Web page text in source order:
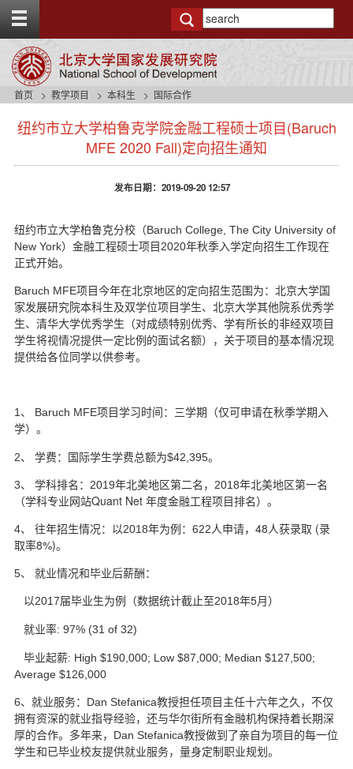
g
t
首页 教学项目 本科生 国际合作
纽约市立大学柏鲁克学院金融工程硕士项目(Baruch
MFE 2020 Fall)定向招生通知
发布日期：2019-09-20 12:57
纽约市立大学柏鲁克分校（Baruch College, The City University of
New York）金融工程硕士项目2020年秋季入学定向招生工作现在
正式开始。
Baruch MFE项目今年在北京地区的定向招生范围为：北京大学国
家发展研究院本科生及双学位项目学生、北京大学其他院系优秀学
生、清华大学优秀学生（对成绩特别优秀、学有所长的非经双项目
学生将视情况提供一定比例的面试名额），关于项目的基本情况现
提供给各位同学以供参考。
1 、 Baruch MFE项目学习时间：三学期（仅可申请在秋季学期入
学）。
2、 学费：国际学生学费总额为$42,395。
3、 学科排名：2019年北美地区第二名，2018年北美地区第一名
（学科专业网站Quant Net 年度金融工程项目排名）。
4、 往年招生情况：以2018年为例：622人申请，48人获录取 (录
取率8%)。
5、 就业情况和毕业后薪酬：
以2017届毕业生为例（数据统计截止至2018年5月）
就业率: 97% (31 of 32)
毕业起薪: High $190,000; Low $87,000; Median $127,500;
Average $126,000
6、就业服务：Dan Stefanica教授担任项目主任十六年之久，不仅
拥有资深的就业指导经验，还与华尔街所有金融机构保持着长期深
厚的合作。多年来，Dan Stefanica教授做到了亲自为项目的每一位
学生和已毕业校友提供就业服务，量身定制职业规划。